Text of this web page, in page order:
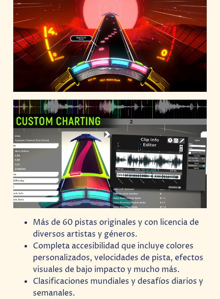
Más de 60 pistas originales y con licencia de
diversos artistas y géneros.
Completa accesibilidad que incluye colores
personalizados, velocidades de pista, efectos
visuales de bajo impacto y mucho más.
Clasificaciones mundiales y desafíos diarios y
semanales.